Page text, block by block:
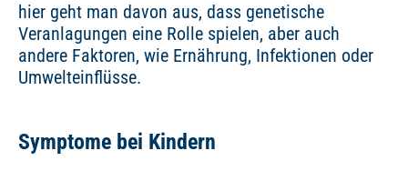
hier geht man davon aus, dass genetische
Veranlagungen eine Rolle spielen, aber auch
andere Faktoren, wie Ernährung, Infektionen oder
Umwelteinflüsse.
Symptome bei Kindern